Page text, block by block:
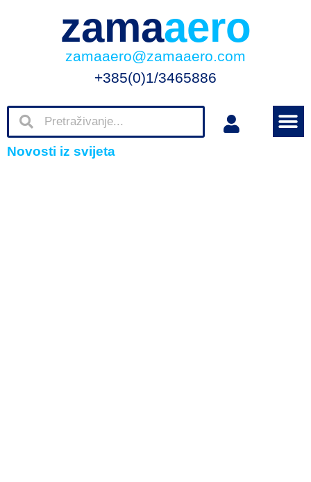
zamaaero
zamaaero@zamaaero.com
+385(0)1/3465886
Novosti iz svijeta